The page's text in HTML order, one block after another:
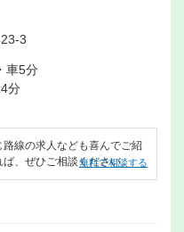
3
車5分
分
線の求人なども喜んでご紹
、ぜひご相談ください。
無料で相談する